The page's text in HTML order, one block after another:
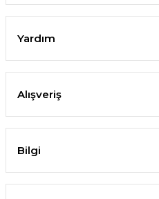
Yardım
Alışveriş
Bilgi